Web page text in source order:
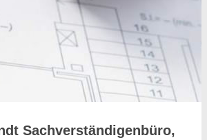
Sachverständigenbüro,